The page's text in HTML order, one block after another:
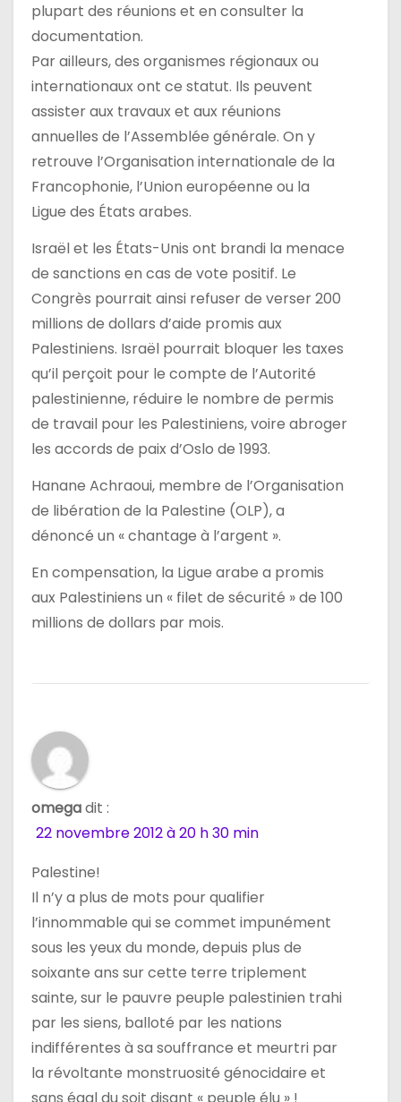
plupart des réunions et en consulter la
documentation.
Par ailleurs, des organismes régionaux ou
internationaux ont ce statut. Ils peuvent
assister aux travaux et aux réunions
annuelles de l’Assemblée générale. On y
retrouve l’Organisation internationale de la
Francophonie, l’Union européenne ou la
Ligue des États arabes.
Israël et les États-Unis ont brandi la menace
de sanctions en cas de vote positif. Le
Congrès pourrait ainsi refuser de verser 200
millions de dollars d’aide promis aux
Palestiniens. Israël pourrait bloquer les taxes
qu’il perçoit pour le compte de l’Autorité
palestinienne, réduire le nombre de permis
de travail pour les Palestiniens, voire abroger
les accords de paix d’Oslo de 1993.
Hanane Achraoui, membre de l’Organisation
de libération de la Palestine (OLP), a
dénoncé un « chantage à l’argent ».
En compensation, la Ligue arabe a promis
aux Palestiniens un « filet de sécurité » de 100
millions de dollars par mois.
omegadit :
22 novembre 2012 à 20 h 30 min
Palestine!
Il n’y a plus de mots pour qualifier
l’innommable qui se commet impunément
sous les yeux du monde, depuis plus de
soixante ans sur cette terre triplement
sainte, sur le pauvre peuple palestinien trahi
par les siens, balloté par les nations
indifférentes à sa souffrance et meurtri par
la révoltante monstruosité génocidaire et